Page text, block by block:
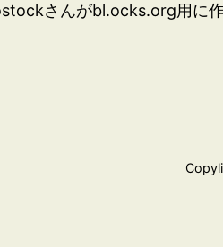
さんがbl.ocks.org用に